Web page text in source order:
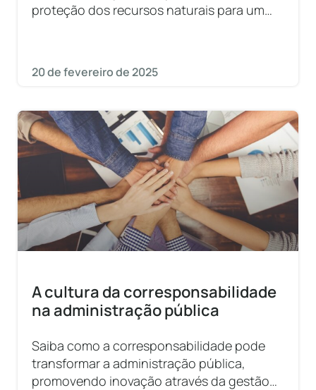
proteção dos recursos naturais para um
20 de fevereiro de 2025
A cultura da corresponsabilidade
na administração pública
Saiba como a corresponsabilidade pode
transformar a administração pública,
promovendo inovação através da gestão